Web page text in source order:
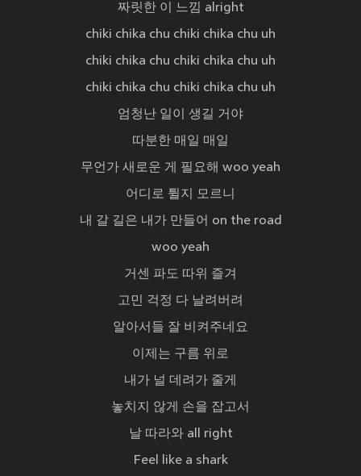
짜릿한 이 느낌 alright
chiki chika chu chiki chika chu uh
chiki chika chu chiki chika chu uh
chiki chika chu chiki chika chu uh
엄청난 일이 생길 거야
따분한 매일 매일
무언가 새로운 게 필요해 woo yeah
어디로 튈지 모르니
내 갈 길은 내가 만들어 on the road
woo yeah
거센 파도 따위 즐겨
고민 걱정 다 날려버려
알아서들 잘 비켜주네요
이제는 구름 위로
내가 널 데려가 줄게
놓치지 않게 손을 잡고서
날 따라와 all right
Feel like a shark